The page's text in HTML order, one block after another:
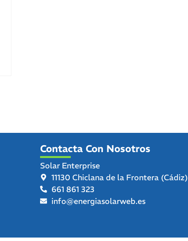
Contacta Con Nosotros
Solar Enterprise
11130 Chiclana de la Frontera (Cádiz)
661 861 323
info@energiasolarweb.es